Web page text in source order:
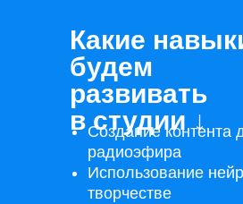
Создание контента
радиоэфира
Использование
творчестве
Какие
будем
развивать
в студии ↓